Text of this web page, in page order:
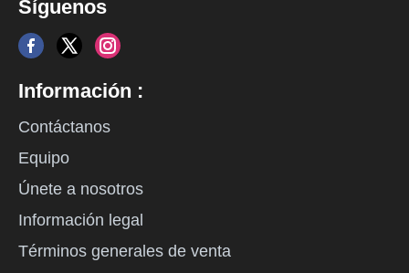
Síguenos
Información :
Contáctanos
Equipo
Únete a nosotros
Información legal
Términos generales de venta